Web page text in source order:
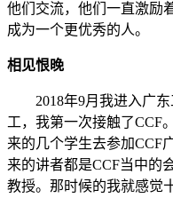
他们交流，他们一直激励
成为一个更优秀的人。
相见恨晚
2018年9月我进入广
工，我第一次接触了CCF
来的几个学生去参加CCF
来的讲者都是CCF当中的
教授。那时候的我就感觉